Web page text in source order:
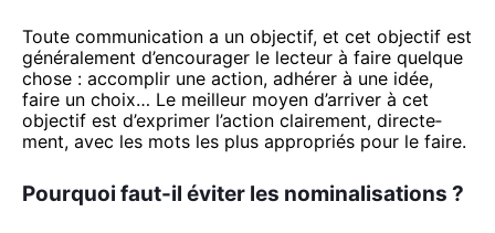
Toute com­mu­ni­ca­tion a un objec­tif, et cet objec­tif est
géné­ra­le­ment d’encourager le lec­teur à faire quelque
chose : accom­plir une action, adhé­rer à une idée,
faire un choix… Le meilleur moyen d’arriver à cet
objec­tif est d’exprimer l’action clai­re­ment, direc­te­
ment, avec les mots les plus appro­priés pour le faire.
Pourquoi faut-il éviter les nominalisations ?